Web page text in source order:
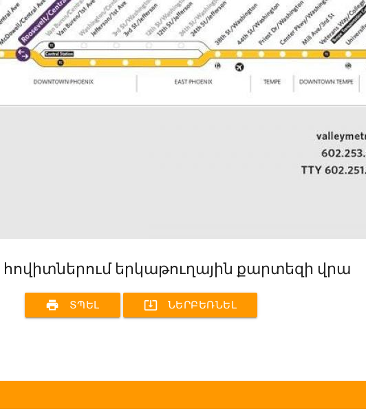
հովիտներում երկաթուղային քարտեզի վրա
print ՏՊԵԼ system_update_alt ՆԵՐԲԵՌՆԵԼ